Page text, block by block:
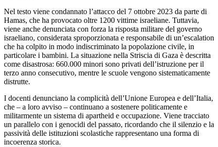
Nel testo viene condannato l’attacco del 7 ottobre 2023 da parte di
Hamas, che ha provocato oltre 1200 vittime israeliane. Tuttavia,
viene anche denunciata con forza la risposta militare del governo
israeliano, considerata sproporzionata e responsabile di un’escalation
che ha colpito in modo indiscriminato la popolazione civile, in
particolare i bambini. La situazione nella Striscia di Gaza è descritta
come disastrosa: 660.000 minori sono privati dell’istruzione per il
terzo anno consecutivo, mentre le scuole vengono sistematicamente
distrutte.
I docenti denunciano la complicità dell’Unione Europea e dell’Italia,
che – a loro avviso – continuano a sostenere politicamente e
militarmente un sistema di apartheid e occupazione. Viene tracciato
un parallelo con i genocidi del passato, ricordando che il silenzio e la
passività delle istituzioni scolastiche rappresentano una forma di
incoerenza storica.